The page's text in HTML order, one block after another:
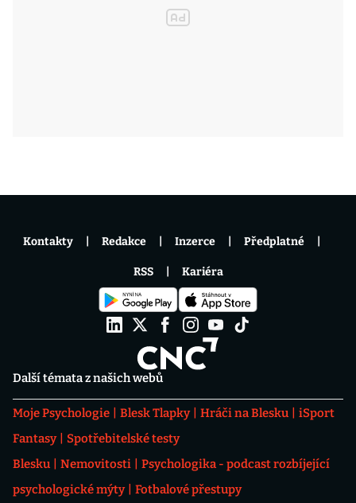
Další témata z našich webů
Moje Psychologie Blesk Tlapky Hráči na Blesku
iSport
Fantasy
Spotřebitelské testy
Blesku
Nemovitosti
Psychologika - podcast rozbíjející
psychologické mýty
Fotbalové přestupy
Kontakty Redakce Inzerce Předplatné
RSS Kariéra